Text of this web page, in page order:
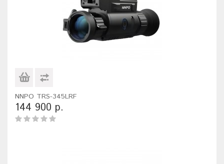
NNPO TRS-345LRF
144 900 р.